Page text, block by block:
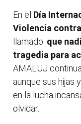
En el Día
Violencia
llamado: que
tragedia para
AMALUJ
aunque sus hijas
en la lucha
olvidar.